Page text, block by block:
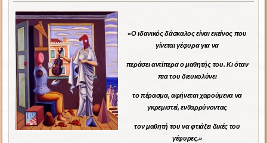
«Ο ιδανικός δάσκαλος είναι εκείνος που
γίνεται γέφυραγια να
περάσει αντίπερα ο μαθητής του. Κι όταν
πια του διευκολύνει
το πέρασμα, αφήνεται χαρούμενα να
γκρεμιστεί, ενθαρρύνοντας
τον μαθητή του να φτιάξει δικές του
γέφυρες.»